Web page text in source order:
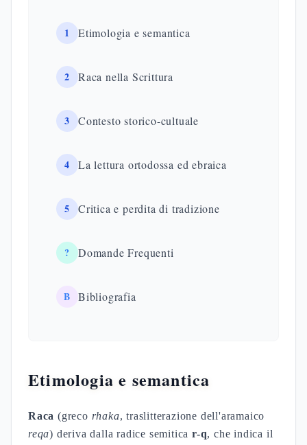
1 Etimologia e semantica
2 Raca nella Scrittura
3 Contesto storico-cultuale
4 La lettura ortodossa ed ebraica
5 Critica e perdita di tradizione
? Domande Frequenti
B Bibliografia
Etimologia e semantica
Raca (greco rhaka, traslitterazione dell'aramaico
reqa) deriva dalla radice semiticar-q, che indica il